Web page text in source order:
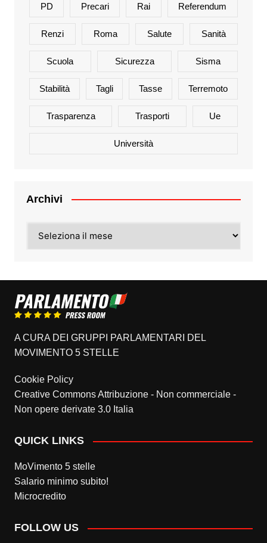
PD Precari Rai Referendum
Renzi Roma Salute Sanità
Scuola Sicurezza Sisma
Stabilità Tagli Tasse Terremoto
Trasparenza Trasporti Ue
Università
Archivi
A CURA DEI GRUPPI PARLAMENTARI DEL
MOVIMENTO 5 STELLE
Cookie Policy
Creative Commons Attribuzione - Non commerciale -
Non opere derivate 3.0 Italia
QUICK LINKS
MoVimento 5 stelle
Salario minimo subito!
Microcredito
FOLLOW US